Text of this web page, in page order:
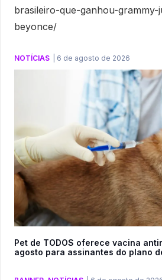
brasileiro-que-ganhou-
beyonce/
NOTÍCIAS 6 de agosto de 2026
Pet de TODOS oferece vacina
agosto para assinantes do plano